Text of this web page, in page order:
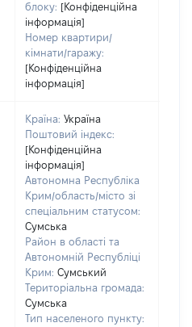
блоку: [Конфіденційна
інформація]
Номер квартири/
кімнати/гаражу:
[Конфіденційна
інформація]
Країна: Україна
Поштовий індекс:
[Конфіденційна
інформація]
Автономна Республіка
Крим/область/місто зі
спеціальним статусом:
Сумська
Район в області та
Автономній Республіці
Крим: Сумський
Територіальна громада:
Сумська
Тип населеного пункту: